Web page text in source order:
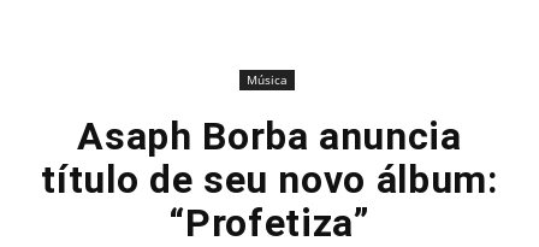
Música
Asaph Borba anuncia
título de seu novo álbum:
“Profetiza”